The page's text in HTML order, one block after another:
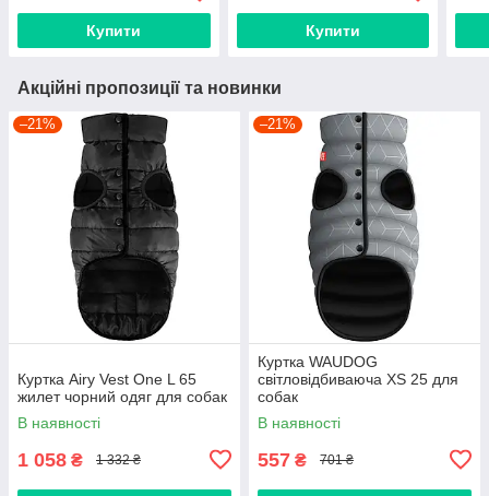
Купити Купити
Акційні пропозиції та новинки
–21%
Куртка Airy Vest One L 65
жилет чорний одяг для собак
В наявності
1 058 ₴ 1 332 ₴
–21%
Куртка WAUDOG
світловідбиваюча XS 25 для
собак
В наявності
557 ₴ 701 ₴